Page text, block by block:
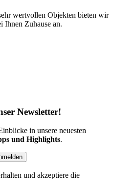
wertvollen Objekten bieten wir
Ihnen Zuhause an.
Newsletter!
in unsere neuesten
und Highlights.
und akzeptiere die